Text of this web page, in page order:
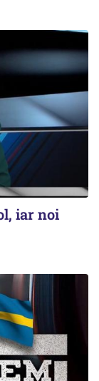
iar noi